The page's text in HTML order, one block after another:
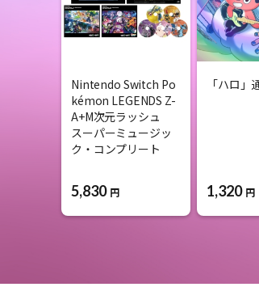
Nintendo Switch Po
kémon LEGENDS Z-
A+M次元ラッシュ
スーパーミュージッ
ク・コンプリート
5,830 円
「ハロ」
1,320 円